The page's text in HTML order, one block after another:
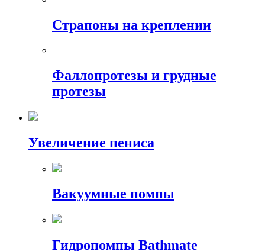
Страпоны на креплении
Фаллопротезы и грудные
протезы
Увеличение пениса
Вакуумные помпы
Гидропомпы Bathmate